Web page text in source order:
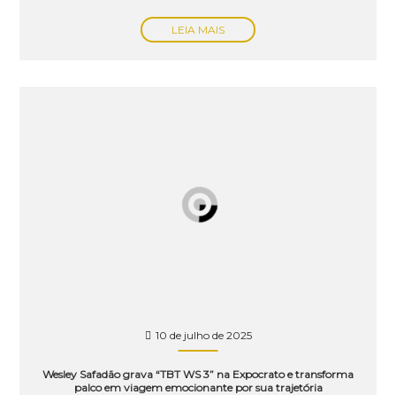
LEIA MAIS
10 de julho de 2025
Wesley Safadão grava “TBT WS 3” na Expocrato e transforma
palco em viagem emocionante por sua trajetória